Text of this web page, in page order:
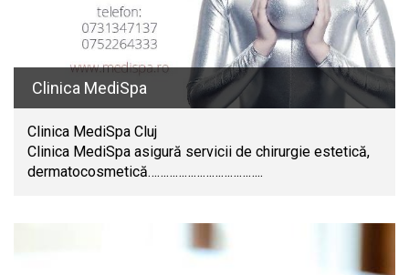
Clinica MediSpa
Clinica MediSpa Cluj
Clinica MediSpa asigură servicii de chirurgie estetică,
dermatocosmetică………………………………..